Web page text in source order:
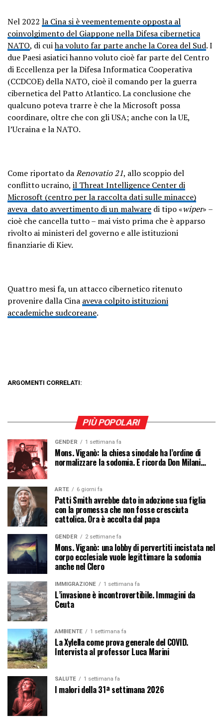
Nel 2022 la Cina si è veementemente opposta al
coinvolgimento del Giappone nella Difesa cibernetica
NATO, di cuiha voluto far parte anche la Corea del Sud. I
due Paesi asiatici hanno voluto cioè far parte del Centro
di Eccellenza per la Difesa Informatica Cooperativa
(CCDCOE) della NATO, cioè il comando per la guerra
cibernetica del Patto Atlantico. La conclusione che
qualcuno poteva trarre è che la Microsoft possa
coordinare, oltre che con gli USA; anche con la UE,
l’Ucraina e la NATO.
Come riportato daRenovatio 21, allo scoppio del
conflitto ucraino, il Threat Intelligence Center di
Microsoft (centro per la raccolta dati sulle minacce)
aveva dato avvertimento di un malware di tipo «wiper» –
cioè che cancella tutto – mai visto prima che è apparso
rivolto ai ministeri del governo e alle istituzioni
finanziarie di Kiev.
Quattro mesi fa, un attacco cibernetico ritenuto
provenire dalla Cina aveva colpito istituzioni
accademiche sudcoreane.
ARGOMENTI CORRELATI:
PIÙ POPOLARI
GENDER 1 settimana fa
Mons. Viganò: la chiesa sinodale ha l’ordine di
normalizzare la sodomia. E ricorda Don Milani…
ARTE 6 giorni fa
Patti Smith avrebbe dato in adozione sua figlia
con la promessa che non fosse cresciuta
cattolica. Ora è accolta dal papa
GENDER 2 settimane fa
Mons. Viganò: una lobby di pervertiti incistata nel
corpo ecclesiale vuole legittimare la sodomia
anche nel Clero
IMMIGRAZIONE 1 settimana fa
L’invasione è incontrovertibile. Immagini da
Ceuta
AMBIENTE 1 settimana fa
La Xylella come prova generale del COVID.
Intervista al professor Luca Marini
SALUTE 1 settimana fa
I malori della 31ª settimana 2026